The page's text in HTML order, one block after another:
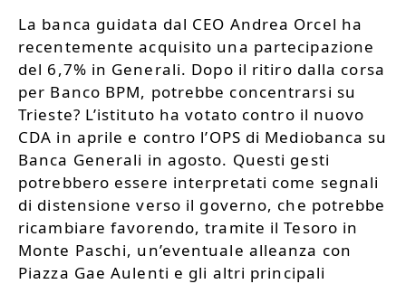
La banca guidata dal CEO Andrea Orcel ha
recentemente acquisito una partecipazione
del 6,7% in Generali. Dopo il ritiro dalla corsa
per Banco BPM, potrebbe concentrarsi su
Trieste? L’istituto ha votato contro il nuovo
CDA in aprile e contro l’OPS di Mediobanca su
Banca Generali in agosto. Questi gesti
potrebbero essere interpretati come segnali
di distensione verso il governo, che potrebbe
ricambiare favorendo, tramite il Tesoro in
Monte Paschi, un’eventuale alleanza con
Piazza Gae Aulenti e gli altri principali